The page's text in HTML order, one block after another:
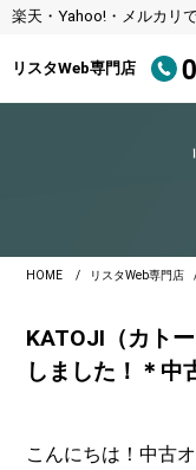
楽天・Yahoo!・メルカリ
リスタWeb専門店
HOME リスタWeb専門店
KATOJI（カト
しました！＊中
こんにちは！中古